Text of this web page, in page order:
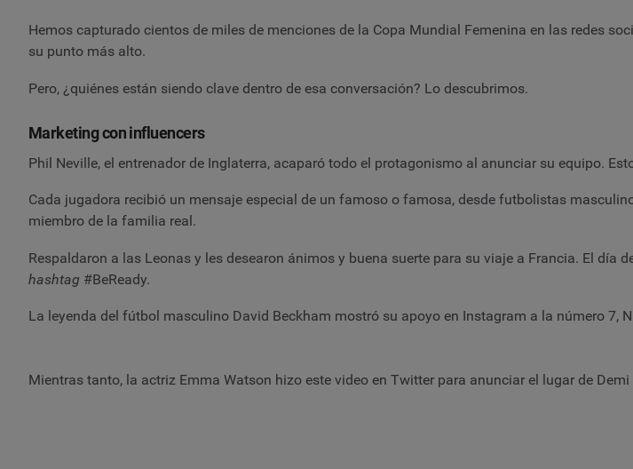
Hemos capturado cientos de miles de menciones de la Copa Mundial Femenina en las redes
su punto más alto.
Pero, ¿quiénes están siendo clave dentro de esa conversación? Lo descubrimos.
Marketing con influencers
Phil Neville, el entrenador de Inglaterra, acaparó todo el protagonismo al anunciar su equipo.
Cada jugadora recibió un mensaje especial de un famoso o famosa, desde futbolistas
miembro de la familia real.
Respaldaron a las Leonas y les desearon ánimos y buena suerte para su viaje a Francia. El
hashtag #BeReady.
La leyenda del fútbol masculino David Beckham mostró su apoyo en Instagram a la número 7,
Mientras tanto, la actriz Emma Watson hizo este video en Twitter para anunciar el lugar de Demi